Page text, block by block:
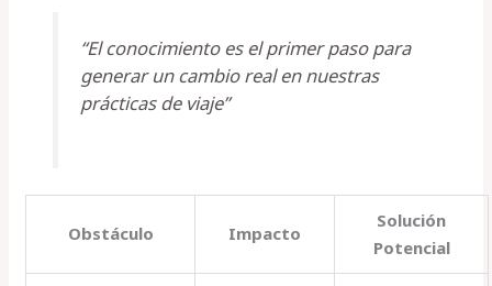
“El conocimiento es el primer paso para
generar un cambio real en nuestras
prácticas de viaje”
Obstáculo Impacto
Solución
Potencial